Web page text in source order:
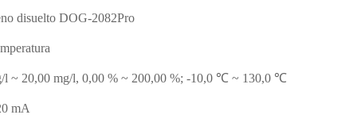
disuelto DOG-2082Pro
l ~ 20,00 mg/l, 0,00 % ~ 200,00 %; -10,0 ℃ ~ 130,0 ℃
mA